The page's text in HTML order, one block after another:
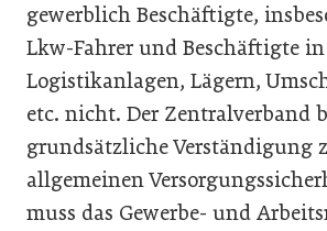
gewerblich Beschäftigte,
Lkw-Fahrer und Beschäftigte in
Logistikanlagen, Lägern,
etc. nicht. Der Zentralverband
grundsätzliche Verständigung
allgemeinen
muss das Gewerbe- und